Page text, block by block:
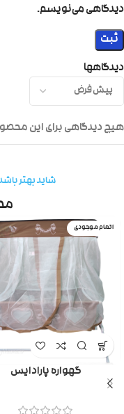
دیدگاهها
هیچ دیدگاهی برای این
دیدگاهی می‌نویسم.
شاید بهتر
اتمام موجودی
گهواره پارادایس